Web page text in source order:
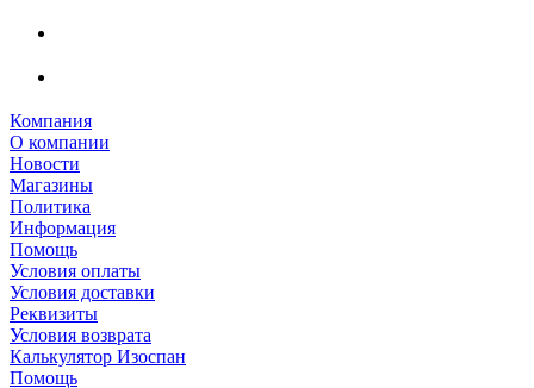
Компания
О компании
Новости
Магазины
Политика
Информация
Помощь
Условия оплаты
Условия доставки
Реквизиты
Условия возврата
Калькулятор Изоспан
Помощь